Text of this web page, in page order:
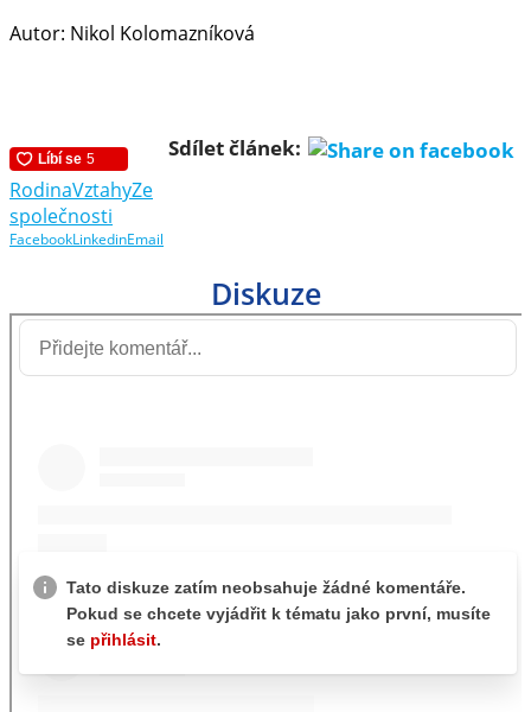
Autor: Nikol Kolomazníková
Sdílet článek:
RodinaVztahyZe
společnosti
FacebookLinkedinEmail
Diskuze